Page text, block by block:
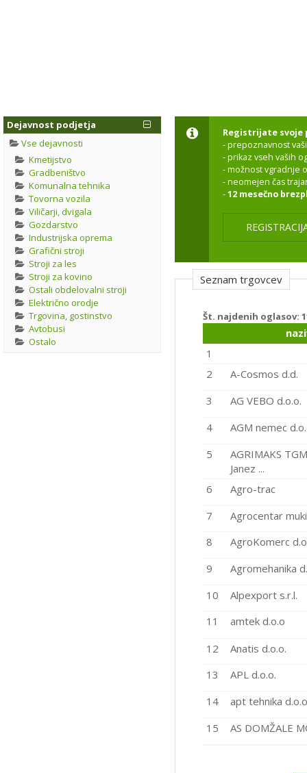
Dejavnost podjetja
Vse dejavnosti
Kmetijstvo
Gradbeništvo
Komunalna tehnika
Tovorna vozila
Viličarji, dvigala
Gozdarstvo
Industrijska oprema
Grafični stroji
Stroji za les
Stroji za kovino
Ostali obdelovalni stroji
Električno orodje
Trgovina, gostinstvo
Avtobusi
Ostalo
Registrijate svoje
- prepoznavnost
- prikaz vseh vaših
- možnost vgradnje
- neomejen čas
-12 mesečno
Seznam trgovcev
Št. najdenih oglasov:
1
2
A-Cosmos d.d.
3
AG VEBO d.o.o.
4
AGM nemec
5
AGRIMAKS
Janez ...
6
Agro-trac
7
Agrocentar
8
AgroKomerc
9
Agromehanika
10
Alpexport s.r.l.
11
amtek d.o.o
12
Anatis d.o.o.
13
APL d.o.o.
14
apt tehnika
15
AS DOMŽALE